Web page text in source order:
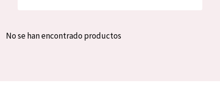
Spanish
No se han encontrado productos